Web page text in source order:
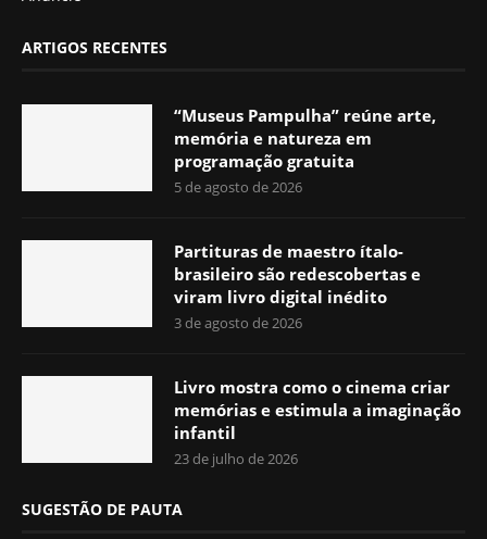
ARTIGOS RECENTES
“Museus Pampulha” reúne arte,
memória e natureza em
programação gratuita
5 de agosto de 2026
Partituras de maestro ítalo-
brasileiro são redescobertas e
viram livro digital inédito
3 de agosto de 2026
Livro mostra como o cinema criar
memórias e estimula a imaginação
infantil
23 de julho de 2026
SUGESTÃO DE PAUTA